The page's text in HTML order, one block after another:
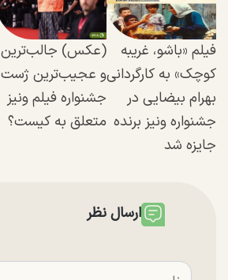
فیلم «باشو، غریبه
کوچک» به کارگردانی
بهرام بیضایی در
جشنواره ونیز برنده
جایزه شد
(عکس) جالب‌ترین
و عجیب‌ترین ژست
جشنواره فیلم ونیز
متعلق به کیست؟
ارسال نظر